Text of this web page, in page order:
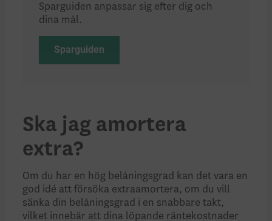
Sparguiden anpassar sig efter dig och
dina mål.
Sparguiden
Ska jag amortera
extra?
Om du har en hög belåningsgrad kan det vara en
god idé att försöka extraamortera, om du vill
sänka din belåningsgrad i en snabbare takt,
vilket innebär att dina löpande räntekostnader